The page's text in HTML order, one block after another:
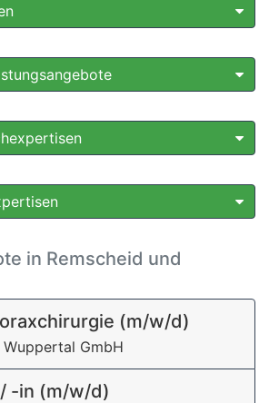
in Remscheid und
(m/w/d)
GmbH
-in (m/w/d)